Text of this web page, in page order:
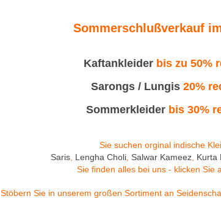
Sommerschlußverkauf
Kaftankleiderbis zu 50%
Sarongs / Lungis20%
Sommerkleider bis 30%
Sie suchen orginal indische
Saris, Lengha Choli, Salwar Kameez, Kurta
Sie finden alles bei uns - klicken Sie
Stöbern Sie in unserem großen Sortiment an